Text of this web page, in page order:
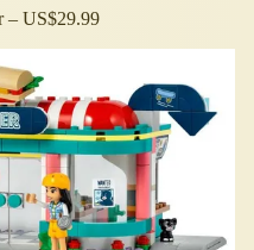
– US$29.99